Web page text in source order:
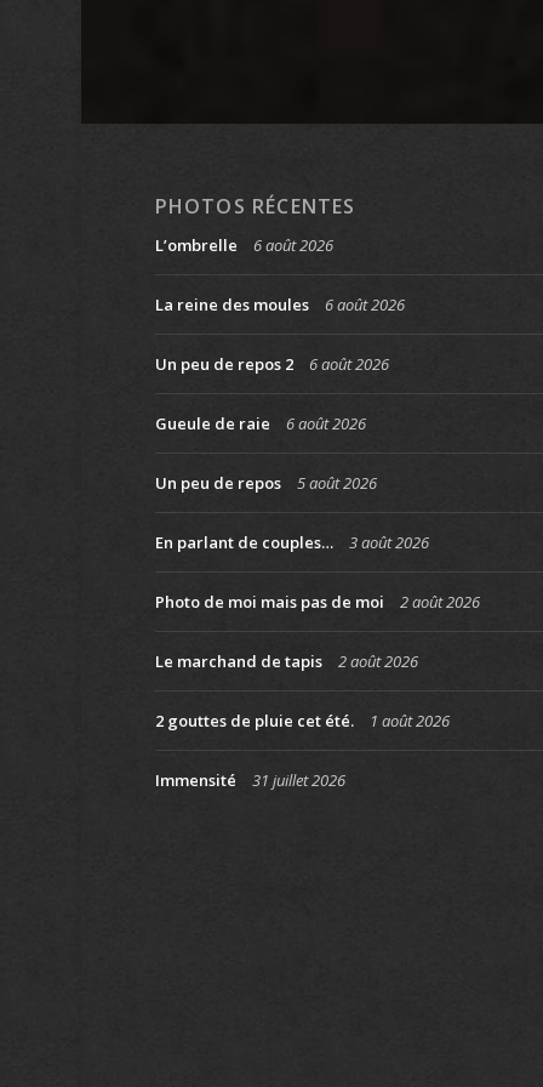
PHOTOS RÉCENTES
L’ombrelle 6 août 2026
La reine des moules 6 août 2026
Un peu de repos 2 6 août 2026
Gueule de raie 6 août 2026
Un peu de repos 5 août 2026
En parlant de couples… 3 août 2026
Photo de moi mais pas de moi 2 août 2026
Le marchand de tapis 2 août 2026
2 gouttes de pluie cet été. 1 août 2026
Immensité 31 juillet 2026